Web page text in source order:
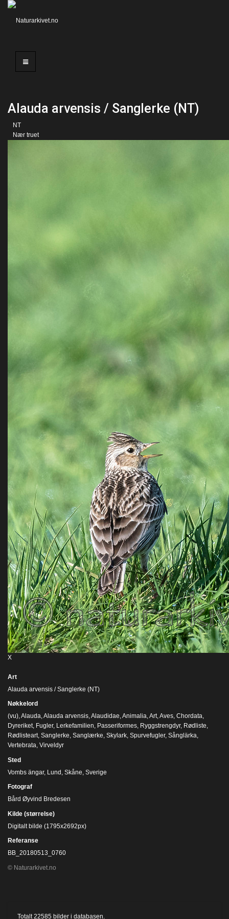
Alauda arvensis / Sanglerke (NT)
NT
Nær truet
X
Art
Alauda arvensis / Sanglerke (NT)
Nøkkelord
(vu),Alauda,Alauda arvensis,Alaudidae,Animalia,Art,Aves, Chordata,
Dyreriket, Fugler, Lerkefamilien, Passeriformes, Ryggstrengdyr, Rødliste,
Rødlisteart, Sanglerke, Sanglærke, Skylark, Spurvefugler, Sånglärka,
Vertebrata, Virveldyr
Sted
Vombs ängar, Lund, Skåne, Sverige
Fotograf
Bård Øyvind Bredesen
Kilde (størrelse)
Digitalt bilde (1795x2692px)
Referanse
BB_20180513_0760
© Naturarkivet.no
Totalt 22585 bilder i databasen.